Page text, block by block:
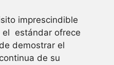
imprescindible
el estándar ofrece
demostrar el
de su